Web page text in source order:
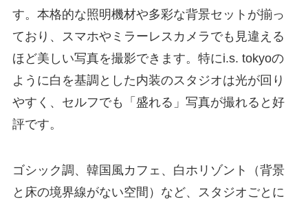
す。本格的な照明機材や多彩な背景セットが揃っ
ており、スマホやミラーレスカメラでも見違える
ほど美しい写真を撮影できます。特にi.s. tokyoの
ように白を基調とした内装のスタジオは光が回り
やすく、セルフでも「盛れる」写真が撮れると好
評です。
ゴシック調、韓国風カフェ、白ホリゾント（背景
と床の境界線がない空間）など、スタジオごとに